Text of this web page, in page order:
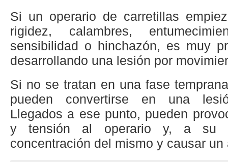
Si un operario de carretillas
rigidez, calambres,
sensibilidad o hinchazón, es muy
desarrollando una lesión por
Si no se tratan en una fase
pueden convertirse en una
Llegados a ese punto, pueden
y tensión al operario y, a su
concentración del mismo y causar